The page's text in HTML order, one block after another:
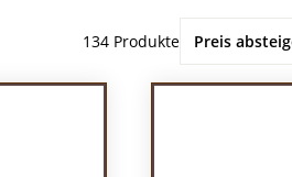
134 Produkte